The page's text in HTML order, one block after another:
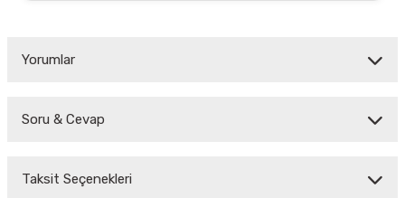
Yorumlar
Soru & Cevap
Taksit Seçenekleri